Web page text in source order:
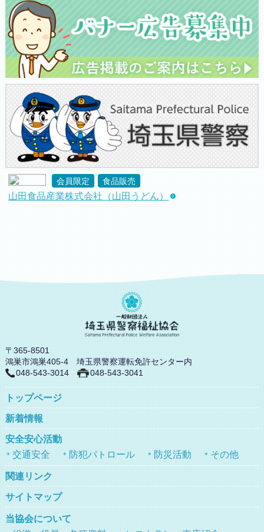
会員限定 食品販売
山田食品産業株式会社（山田うどん）
〒365-8501
鴻巣市鴻巣405-4 埼玉県警察運転免許センター内
048-543-3014
048-543-3041
トップページ
新着情報
安全安心活動
交通安全
防犯パトロール 防災活動 その他
関連リンク
サイトマップ
当協会について